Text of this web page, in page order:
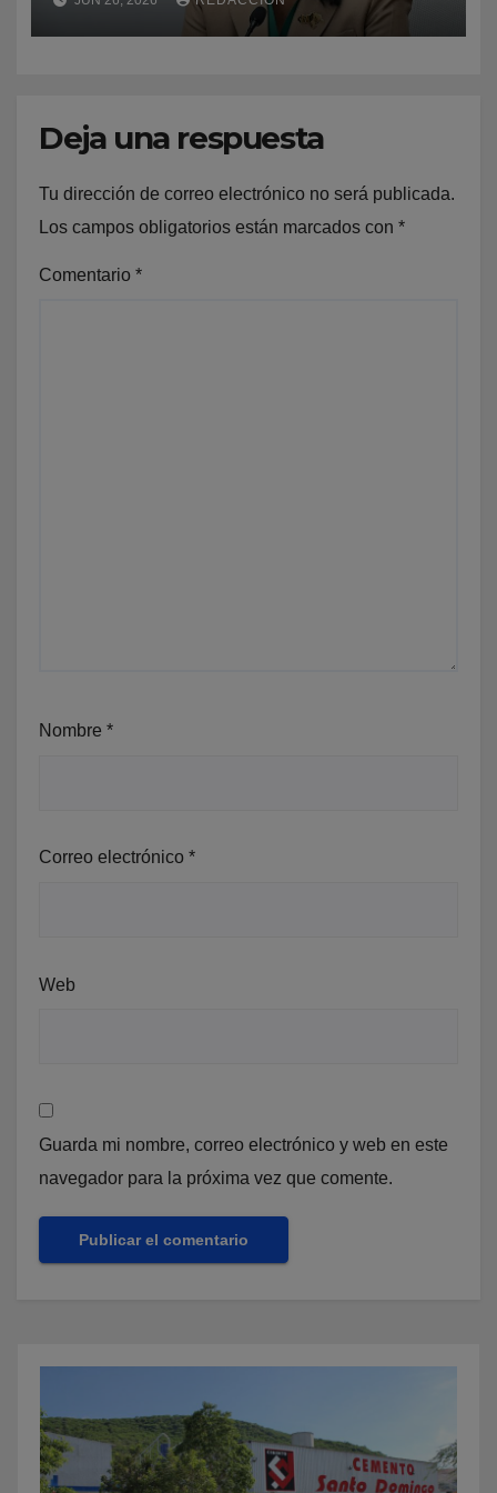
las labores de rescate
Deja una respuesta
Tu dirección de correo electrónico no será publicada.
Los campos obligatorios están marcados con *
Comentario *
Nombre *
Correo electrónico *
Web
Guarda mi nombre, correo electrónico y web en este
navegador para la próxima vez que comente.